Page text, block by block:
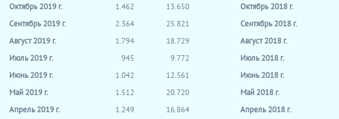
Октябрь 2019 г.
1.462
13.650
Сентябрь 2019 г.
2.364
25.821
Август 2019 г.
1.794
18.729
Июль 2019 г.
945
9.772
Июнь 2019 г.
1.042
12.561
Май 2019 г.
1.512
20.720
Апрель 2019 г.
1.249
16.864
Октябрь 2018 г.
Сентябрь 2018 г.
Август 2018 г.
Июль 2018 г.
Июнь 2018 г.
Май 2018 г.
Апрель 2018 г.